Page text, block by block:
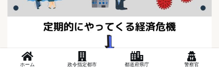
ホーム 政令指定都市 都道府県庁 警察官